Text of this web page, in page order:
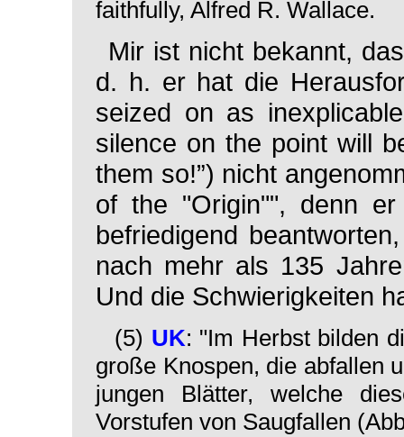
faithfully, Alfred R. Wallace.
Mir ist nicht bekannt,
d. h. er hat die
seized on as
silence on the point will
them so!”) nicht
of the "Origin"", denn
befriedigend
nach mehr als 135
Und die Schwierigkeiten
(5) UK: "Im Herbst bilden
große Knospen, die abfallen
jungen Blätter, welche
Vorstufen von Saugfallen